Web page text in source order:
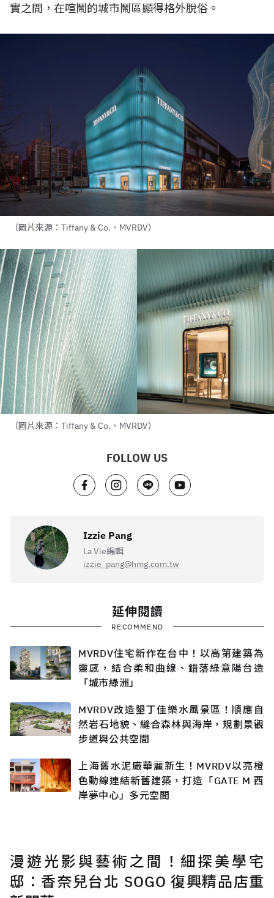
實之間，在喧鬧的城市鬧區顯得格外脫俗。
（圖片來源：Tiffany & Co.、MVRDV）
（圖片來源：Tiffany & Co.、MVRDV）
FOLLOW US
Izzie Pang
La Vie編輯
izzie_pang@hmg.com.tw
延伸閱讀
RECOMMEND
MVRDV住宅新作在台中！以高第建築為
靈感，結合柔和曲線、錯落綠意陽台造
「城市綠洲」
MVRDV改造墾丁佳樂水風景區！順應自
然岩石地貌、縫合森林與海岸，規劃景觀
步道與公共空間
上海舊水泥廠華麗新生！MVRDV以亮橙
色動線連結新舊建築，打造「GATE M 西
岸夢中心」多元空間
漫遊光影與藝術之間！細探美學宅
邸：香奈兒台北 SOGO 復興精品店重